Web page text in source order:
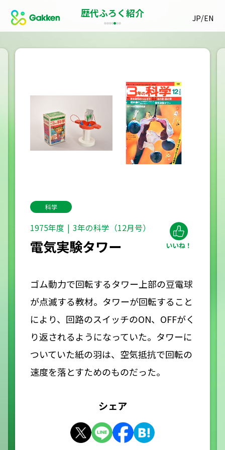
JP/EN
歴代ふろく紹介
科学
1975年度 3年の科学（12月号）
電気実験タワー
ゴム動力で回転するタワー上部の豆電球
が点滅する教材。タワーが回転すること
により、回路のスイッチのON、OFFがく
り返されるようになっていた。タワーに
ついていた紙の羽は、空気抵抗で回転の
速度を落とすためのものだった。
シェア